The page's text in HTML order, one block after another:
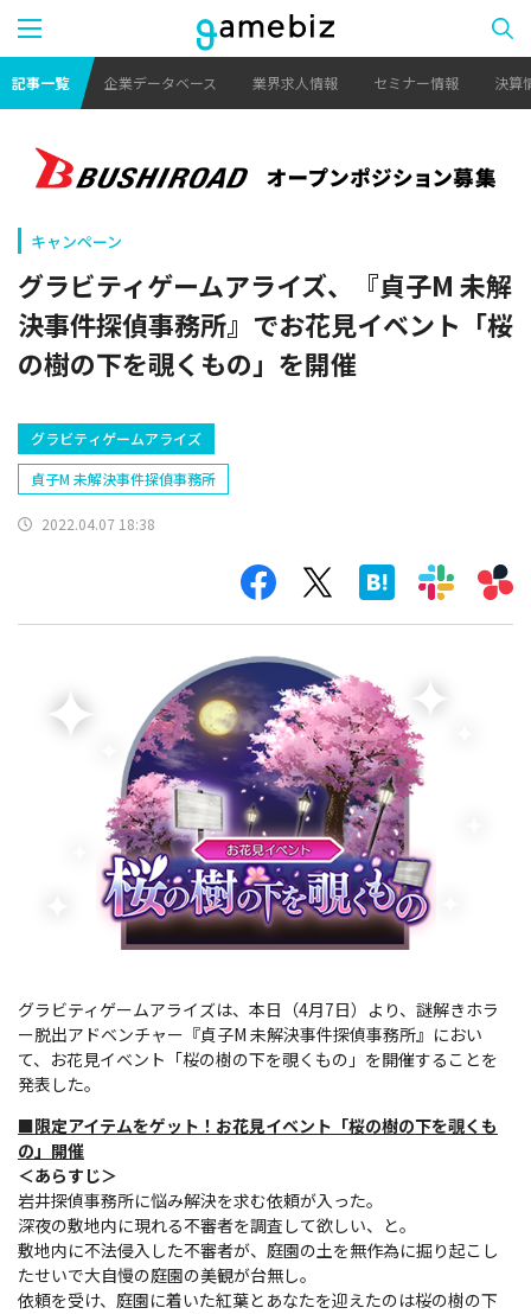
記事一覧 企業データベース 業界求人情報 セミナー情報 決算
キャンペーン
グラビティゲームアライズ、『貞子M 未解
決事件探偵事務所』でお花見イベント「桜
の樹の下を覗くもの」を開催
グラビティゲームアライズ
貞子M 未解決事件探偵事務所
2022.04.07 18:38
グラビティゲームアライズは、本日（4月7日）より、謎解きホラ
ー脱出アドベンチャー『貞子M 未解決事件探偵事務所』におい
て、お花見イベント「桜の樹の下を覗くもの」を開催することを
発表した。
■限定アイテムをゲット！お花見イベント「桜の樹の下を覗くも
の」開催
＜あらすじ＞
岩井探偵事務所に悩み解決を求む依頼が入った。
深夜の敷地内に現れる不審者を調査して欲しい、と。
敷地内に不法侵入した不審者が、庭園の土を無作為に掘り起こし
たせいで大自慢の庭園の美観が台無し。
依頼を受け、庭園に着いた紅葉とあなたを迎えたのは桜の樹の下